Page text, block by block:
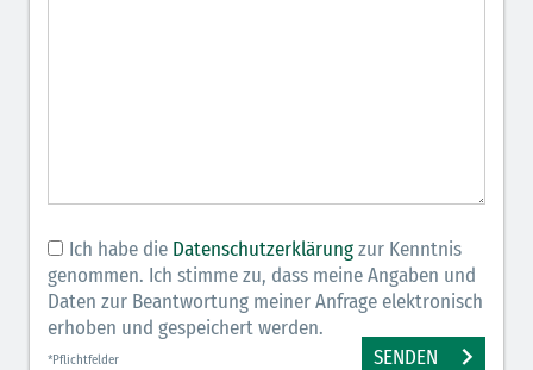
Ich habe die Datenschutzerklärungzur Kenntnis
genommen. Ich stimme zu, dass meine Angaben und
Daten zur Beantwortung meiner Anfrage elektronisch
erhoben und gespeichert werden.
*Pflichtfelder SENDEN